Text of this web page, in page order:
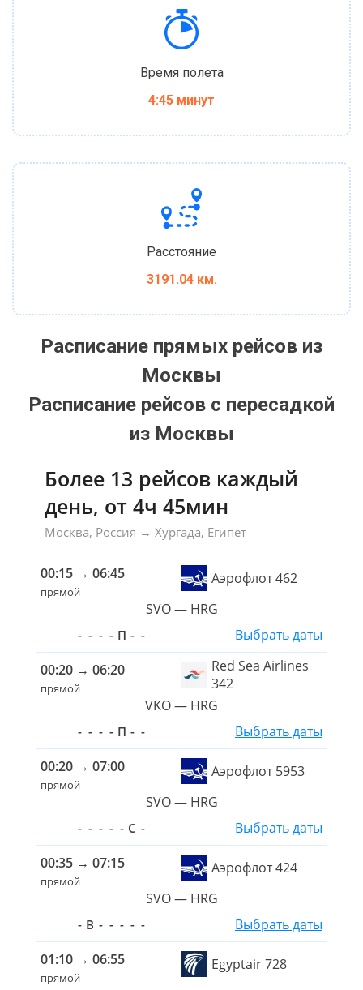
Время полета
4:45 минут
Расстояние
3191.04 км.
Расписание прямых рейсов из
Москвы
Расписание рейсов с пересадкой
из Москвы
Более 13 рейсов каждый
день, от 4ч 45мин
Москва, Россия → Хургада, Египет
00:15 → 06:45
прямой
Аэрофлот 462
SVO — HRG
- - - - П - -
Выбрать даты
00:20 → 06:20
прямой
Red Sea Airlines
342
VKO — HRG
- - - - П - -
Выбрать даты
00:20 → 07:00
прямой
Аэрофлот 5953
SVO — HRG
- - - - - С -
Выбрать даты
00:35 → 07:15
прямой
Аэрофлот 424
SVO — HRG
- В - - - - -
Выбрать даты
01:10 → 06:55
прямой
Egyptair 728